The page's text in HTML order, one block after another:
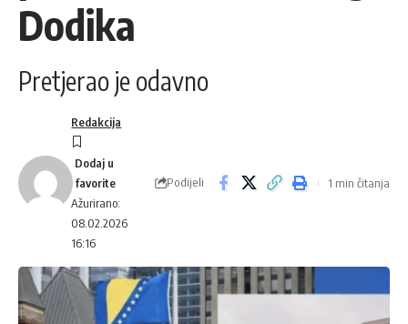
Dodika
Pretjerao je odavno
Ažurirano:
08.02.2026
16:16
Redakcija
Podijeli 1 min čitanja